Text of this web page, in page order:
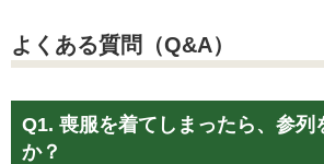
よくある質問（Q&A）
Q1. 喪服を着てしまったら、参列
か？